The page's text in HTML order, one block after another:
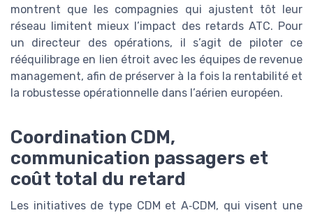
montrent que les compagnies qui ajustent tôt leur
réseau limitent mieux l’impact des retards ATC. Pour
un directeur des opérations, il s’agit de piloter ce
rééquilibrage en lien étroit avec les équipes de revenue
management, afin de préserver à la fois la rentabilité et
la robustesse opérationnelle dans l’aérien européen.
Coordination CDM,
communication passagers et
coût total du retard
Les initiatives de type CDM et A‑CDM, qui visent une